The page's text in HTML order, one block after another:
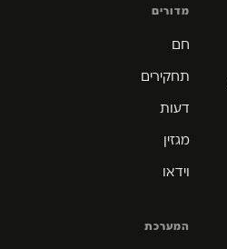
מדורים
חם
תחקירים
דעות
מגזין
וידאו
המערכת